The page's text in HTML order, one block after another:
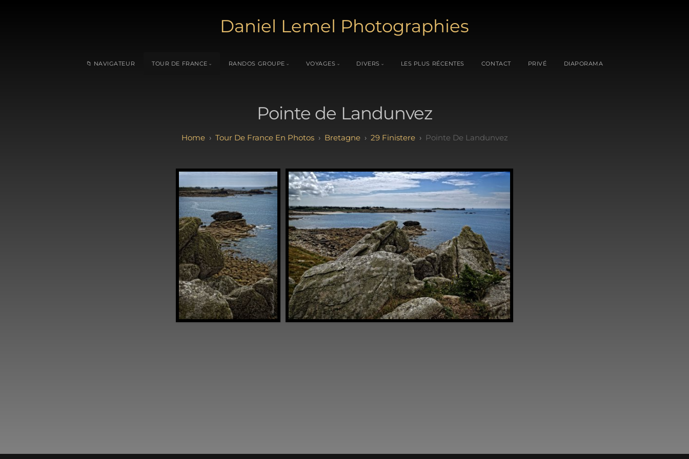
Daniel Lemel Photographies
📁 NAVIGATEUR TOUR DE FRANCE RANDOS GROUPE VOYAGES DIVERS LES PLUS RÉCENTES CONTACT PRIVÉ DIAPORAMA
Pointe de Landunvez
Tour De France En Photos Bretagne 29 Finistere Pointe De Landunvez